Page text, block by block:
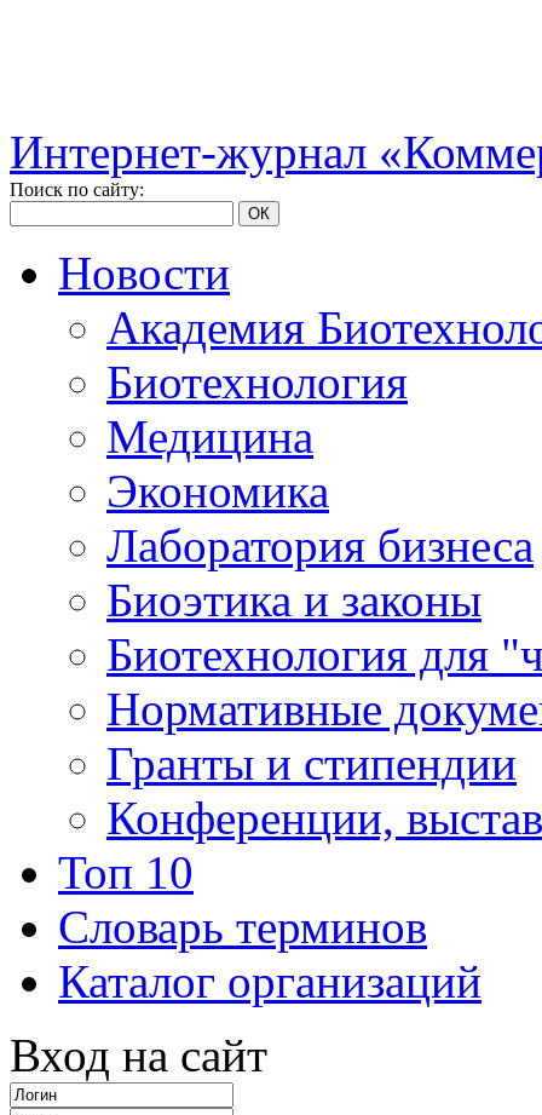
Интернет-журнал
Поиск по сайту:
ОК
Новости
Академия
Биотехнология
Медицина
Экономика
Лаборатория бизнеса
Биоэтика и законы
Биотехнология для
Нормативные
Гранты и стипендии
Конференции,
Топ 10
Словарь терминов
Каталог организаций
Вход на сайт